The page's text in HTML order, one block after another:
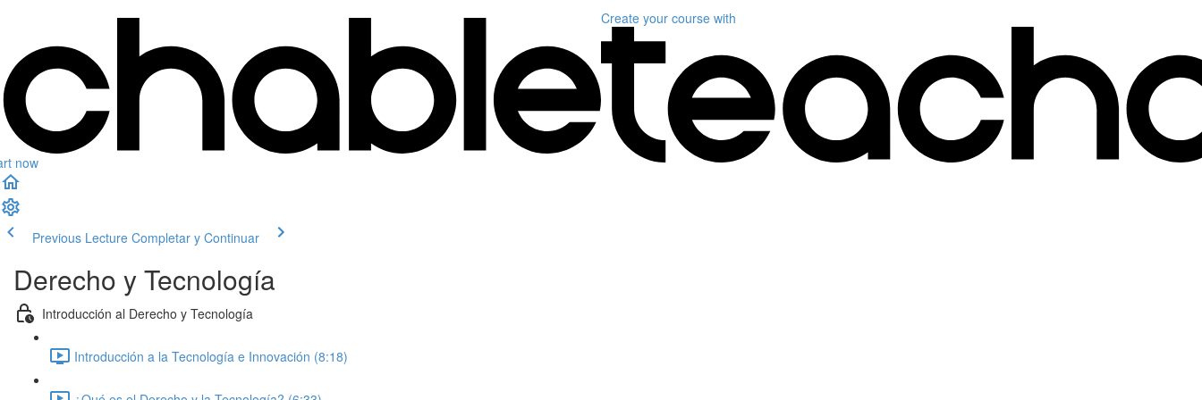
now
Create your course with
Previous Lecture Completar y Continuar
Derecho y Tecnología
Introducción al Derecho y Tecnología
Introducción a la Tecnología e Innovación (8:18)